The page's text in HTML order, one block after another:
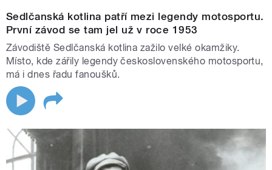
Sedlčanská kotlina patří mezi legendy motosportu.
První závod se tam jel už v roce 1953
Závodiště Sedlčanská kotlina zažilo velké okamžiky.
Místo, kde zářily legendy československého motosportu,
má i dnes řadu fanoušků.